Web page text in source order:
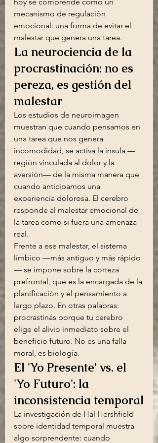
mecanismo de regulación
emocional: una forma de evitar el
malestar que genera una tarea.
La neurociencia de la
procrastinación: no es
pereza, es gestión del
malestar
Los estudios de neuroimagen
muestran que cuando pensamos en
una tarea que nos genera
incomodidad, se activa la ínsula —
región vinculada al dolor y la
aversión— de la misma manera que
cuando anticipamos una
experiencia dolorosa. El cerebro
responde al malestar emocional de
la tarea como si fuera una amenaza
real.
Frente a ese malestar, el sistema
límbico —más antiguo y más rápido
— se impone sobre la corteza
prefrontal, que es la encargada de la
planificación y el pensamiento a
largo plazo. En otras palabras:
procrastinás porque tu cerebro
elige el alivio inmediato sobre el
beneficio futuro. No es una falla
moral, es biología.
El 'Yo Presente' vs. el
'Yo Futuro': la
inconsistencia temporal
La investigación de Hal Hershfield
sobre identidad temporal muestra
algo sorprendente: cuando